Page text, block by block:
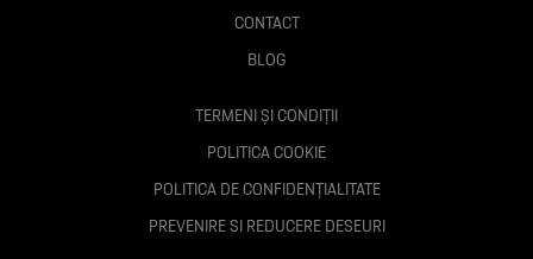
CONTACT
BLOG
TERMENI ȘI CONDIȚII
POLITICA COOKIE
POLITICA DE CONFIDENȚIALITATE
PREVENIRE SI REDUCERE DESEURI